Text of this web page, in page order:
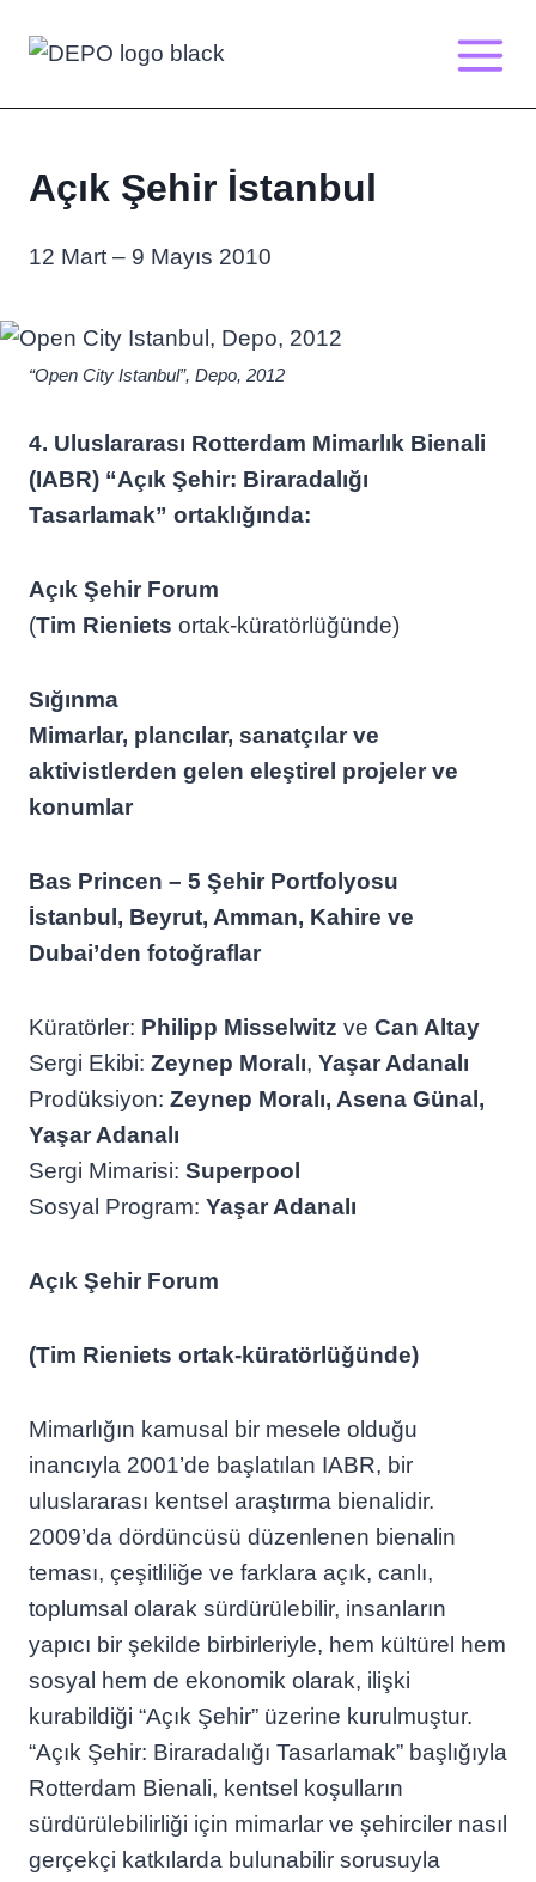
Açık Şehir İstanbul
12 Mart – 9 Mayıs 2010
“Open City Istanbul”, Depo, 2012
4. Uluslararası Rotterdam Mimarlık Bienali
(IABR) “Açık Şehir: Biraradalığı
Tasarlamak” ortaklığında:
Açık Şehir Forum
(Tim Rieniets ortak-küratörlüğünde)
Sığınma
Mimarlar, plancılar, sanatçılar ve
aktivistlerden gelen eleştirel projeler ve
konumlar
Bas Princen – 5 Şehir Portfolyosu
İstanbul, Beyrut, Amman, Kahire ve
Dubai’den fotoğraflar
Küratörler: Philipp Misselwitz ve Can Altay
Sergi Ekibi: Zeynep Moralı, Yaşar Adanalı
Prodüksiyon: Zeynep Moralı, Asena Günal,
Yaşar Adanalı
Sergi Mimarisi: Superpool
Sosyal Program: Yaşar Adanalı
Açık Şehir Forum
(Tim Rieniets ortak-küratörlüğünde)
Mimarlığın kamusal bir mesele olduğu
inancıyla 2001’de başlatılan IABR, bir
uluslararası kentsel araştırma bienalidir.
2009’da dördüncüsü düzenlenen bienalin
teması, çeşitliliğe ve farklara açık, canlı,
toplumsal olarak sürdürülebilir, insanların
yapıcı bir şekilde birbirleriyle, hem kültürel hem
sosyal hem de ekonomik olarak, ilişki
kurabildiği “Açık Şehir” üzerine kurulmuştur.
“Açık Şehir: Biraradalığı Tasarlamak” başlığıyla
Rotterdam Bienali, kentsel koşulların
sürdürülebilirliği için mimarlar ve şehirciler nasıl
gerçekçi katkılarda bulunabilir sorusuyla